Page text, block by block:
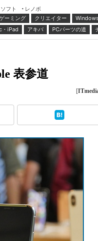
フト
レノボ
ーミング クリエイター
・iPad アキバ PCパーツの道
表参道
[